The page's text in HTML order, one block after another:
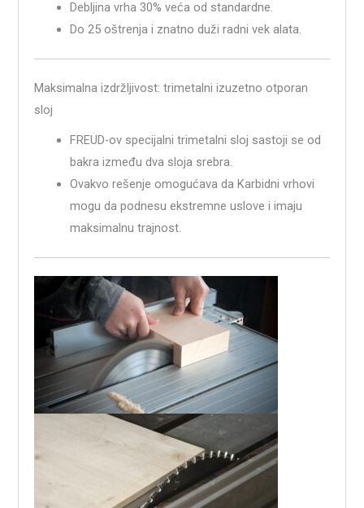
Debljina vrha 30% veća od standardne.
Do 25 oštrenja i znatno duži radni vek alata.
Maksimalna izdržljivost: trimetalni izuzetno otporan
sloj
FREUD-ov specijalni trimetalni sloj sastoji se od
bakra između dva sloja srebra.
Ovakvo rešenje omogućava da Karbidni vrhovi
mogu da podnesu ekstremne uslove i imaju
maksimalnu trajnost.